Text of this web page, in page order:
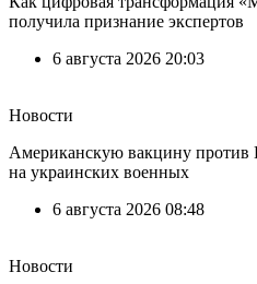
получила признание экспертов
6 августа 2026 20:03
Новости
Американскую вакцину
на украинских военных
6 августа 2026 08:48
Новости